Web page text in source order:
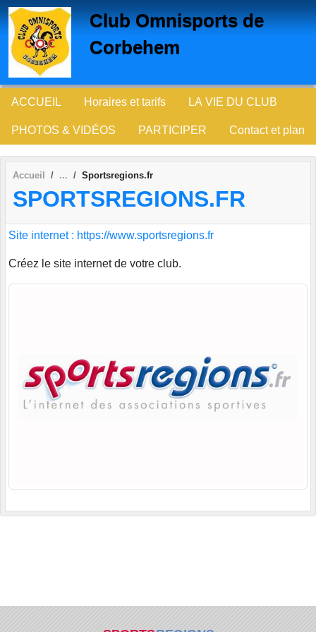
Club Omnisports de
Corbehem
ACCUEIL Horaires et tarifs LA VIE DU CLUB
PHOTOS & VIDÉOS PARTICIPER Contact et plan
Accueil Sportsregions.fr
SPORTSREGIONS.FR
Site internet : https://www.sportsregions.fr
Créez le site internet de votre club.
Panneau de gestion des cookies